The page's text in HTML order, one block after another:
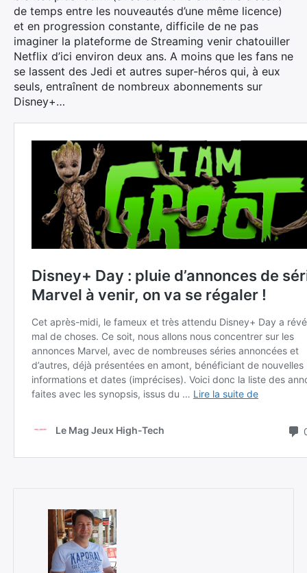
de temps entre les nouveautés d’une même licence)
et en progression constante, difficile de ne pas
imaginer la plateforme de Streaming venir chatouiller
Netflix d’ici environ deux ans. A moins que les fans ne
se lassent des Jedi et autres super-héros qui, à eux
seuls, entraînent de nombreux abonnements sur
Disney+…